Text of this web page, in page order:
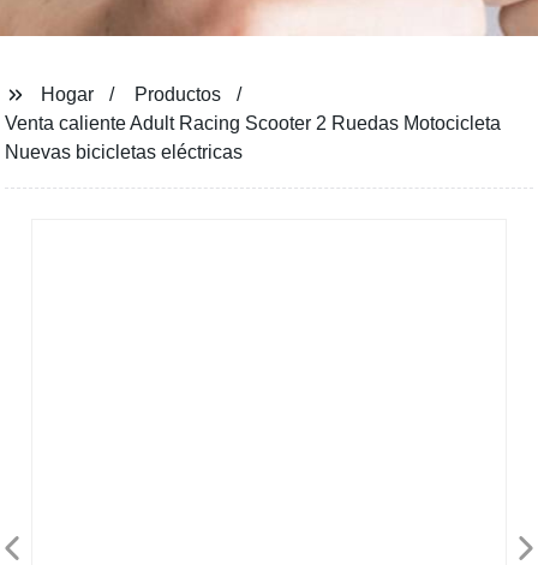
Hogar
Productos
Venta caliente Adult Racing Scooter 2 Ruedas Motocicleta
Nuevas bicicletas eléctricas